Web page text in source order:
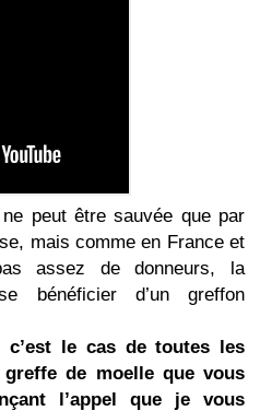
peut être sauvée que par
mais comme en France et
assez de donneurs, la
bénéficier d’un greffon
c’est le cas de toutes les
de moelle que vous
l’appel que je vous